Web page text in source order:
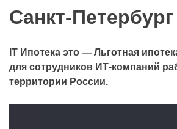
Санкт-Петербург
IT Ипотека это — Льготная
для сотруд­ников ИТ⁠-⁠компаний
территории России.